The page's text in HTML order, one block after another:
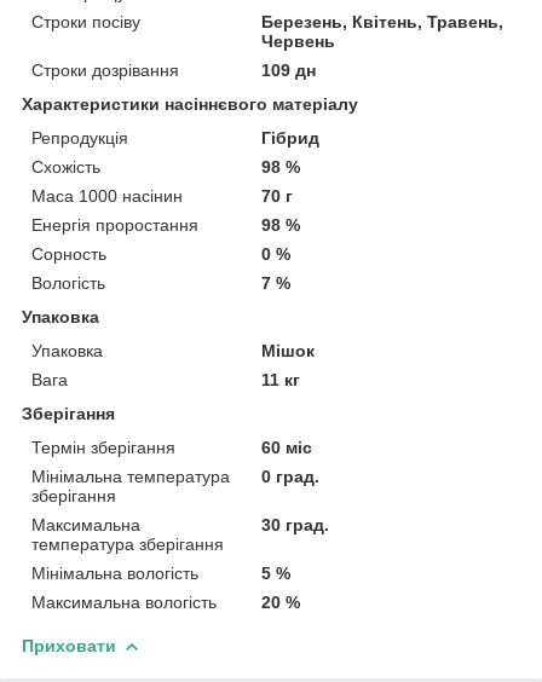
Строки посіву
Березень, Квітень, Травень,
Червень
Строки дозрівання
109 дн
Характеристики насіннєвого матеріалу
Репродукція
Гібрид
Схожість
98 %
Маса 1000 насінин
70 г
Енергія проростання
98 %
Сорность
0 %
Вологість
7 %
Упаковка
Упаковка
Мішок
Вага
11 кг
Зберігання
Термін зберігання
60 міс
Мінімальна температура
зберігання
0 град.
Максимальна
температура зберігання
30 град.
Мінімальна вологість
5 %
Максимальна вологість
20 %
Приховати